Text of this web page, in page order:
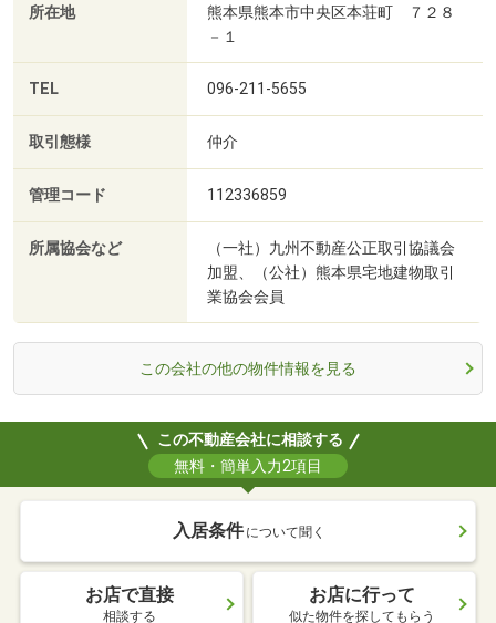
所在地
熊本県熊本市中央区本荘町 ７２８
－１
TEL 096-211-5655
取引態様 仲介
管理コード 112336859
所属協会など
（一社）九州不動産公正取引協議会
加盟、（公社）熊本県宅地建物取引
業協会会員
この会社の他の物件情報を見る
この不動産会社に相談する
無料・簡単入力2項目
入居条件 について聞く
お店で直接
相談する
お店に行って
似た物件を探してもらう